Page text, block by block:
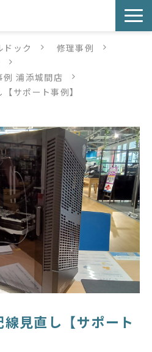
ック
修理事例
例 浦添城間店
サポート事例】
見直し【サポート